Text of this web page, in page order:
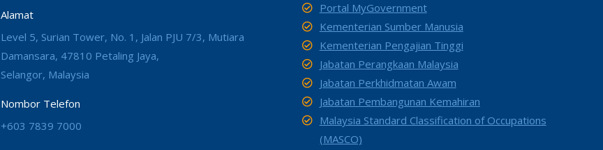
Alamat
Level 5, Surian Tower, No. 1, Jalan PJU 7/3, Mutiara
Damansara, 47810 Petaling Jaya,
Selangor, Malaysia
Nombor Telefon
+603 7839 7000
Portal MyGovernment
Kementerian Sumber Manusia
Kementerian Pengajian Tinggi
Jabatan Perangkaan Malaysia
Jabatan Perkhidmatan Awam
Jabatan Pembangunan Kemahiran
Malaysia Standard Classification of Occupations
(MASCO)